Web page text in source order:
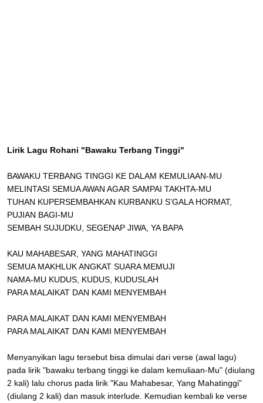
Lirik Lagu Rohani "Bawaku Terbang Tinggi"
BAWAKU TERBANG TINGGI KE DALAM KEMULIAAN-MU
MELINTASI SEMUA AWAN AGAR SAMPAI TAKHTA-MU
TUHAN KUPERSEMBAHKAN KURBANKU S’GALA HORMAT,
PUJIAN BAGI-MU
SEMBAH SUJUDKU, SEGENAP JIWA, YA BAPA
KAU MAHABESAR, YANG MAHATINGGI
SEMUA MAKHLUK ANGKAT SUARA MEMUJI
NAMA-MU KUDUS, KUDUS, KUDUSLAH
PARA MALAIKAT DAN KAMI MENYEMBAH
PARA MALAIKAT DAN KAMI MENYEMBAH
PARA MALAIKAT DAN KAMI MENYEMBAH
Menyanyikan lagu tersebut bisa dimulai dari verse (awal lagu)
pada lirik "bawaku terbang tinggi ke dalam kemuliaan-Mu" (diulang
2 kali) lalu chorus pada lirik "Kau Mahabesar, Yang Mahatinggi"
(diulang 2 kali) dan masuk interlude. Kemudian kembali ke verse